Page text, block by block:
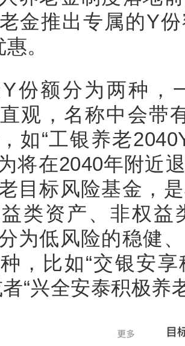
金推出专属的Y
。
份额分为两种，
观，名称中会带
如“工银养老
将在2040年附近
目标风险基金，
类资产、非权益
为低风险的稳健
，比如“交银安
“兴全安泰积极养